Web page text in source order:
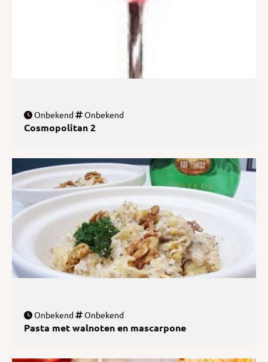
Onbekend Onbekend
Cosmopolitan 2
Onbekend Onbekend
Pasta met walnoten en mascarpone